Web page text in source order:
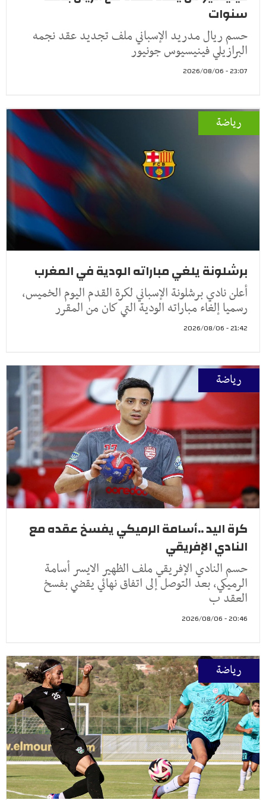
سنوات
حسم ريال مدريد الإسباني ملف تجديد عقد نجمه
البرازيلي فينيسيوس جونيور
23:07 - 2026/08/06
رياضة
برشلونة يلغي مباراته الودية في المغرب
أعلن نادي برشلونة الإسباني لكرة القدم اليوم الخميس،
رسميا إلغاء مباراته الودية التي كان من المقرر
21:42 - 2026/08/06
رياضة
كرة اليد ..أسامة الرميكي يفسخ عقده مع
النادي الإفريقي
حسم النادي الإفريقي ملف الظهير الايسر أسامة
الرميكي، بعد التوصل إلى اتفاق نهائي يقضي بفسخ
العقد ب
20:46 - 2026/08/06
رياضة